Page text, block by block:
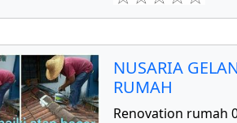
NUSARIA
RUMAH
Renovation rumah